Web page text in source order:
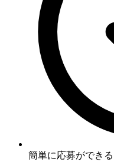
簡単に応募ができる